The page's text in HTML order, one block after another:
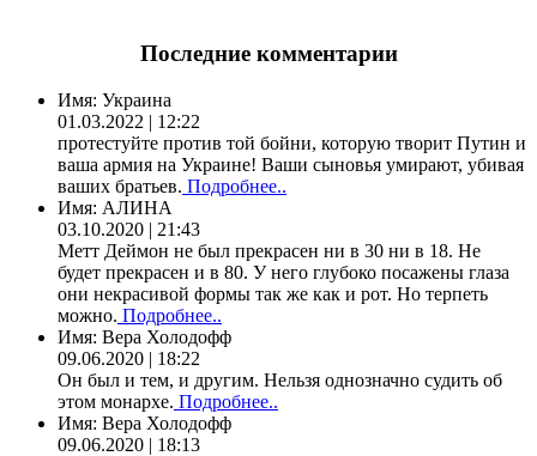
Последние комментарии
Имя: Украина
01.03.2022 | 12:22
протестуйте против той бойни, которую творит Путин и
ваша армия на Украине! Ваши сыновья умирают, убивая
ваших братьев. Подробнее..
Имя: АЛИНА
03.10.2020 | 21:43
Метт Деймон не был прекрасен ни в 30 ни в 18. Не
будет прекрасен и в 80. У него глубоко посажены глаза
они некрасивой формы так же как и рот. Но терпеть
можно. Подробнее..
Имя: Вера Холодофф
09.06.2020 | 18:22
Он был и тем, и другим. Нельзя однозначно судить об
этом монархе. Подробнее..
Имя: Вера Холодофф
09.06.2020 | 18:13